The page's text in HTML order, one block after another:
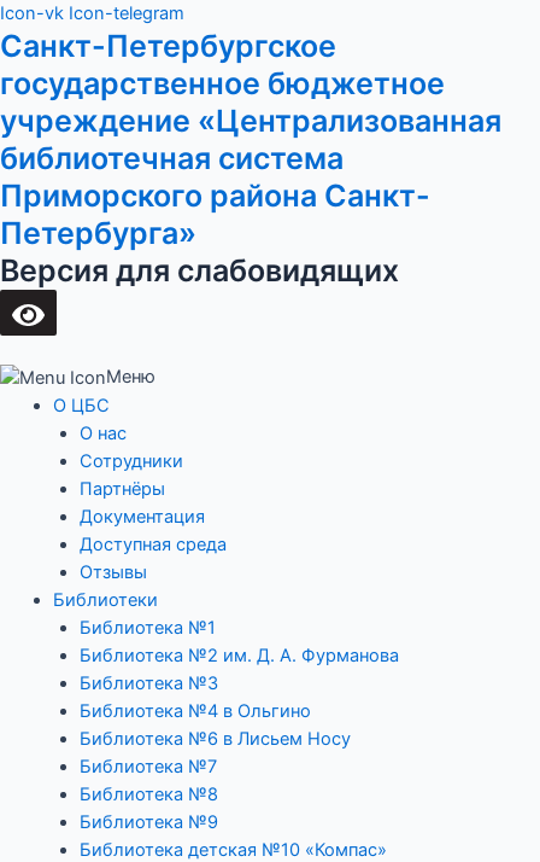
Перейти
к
Icon-vk Icon-telegram
Санкт-Петербургское
государственное бюджетное
учреждение «Централизованная
библиотечная система
Приморского района Санкт-
Петербурга»
Версия для слабовидящих
Меню
О ЦБС
О нас
Сотрудники
Партнёры
Документация
Доступная среда
Отзывы
Библиотеки
Библиотека №1
Библиотека №2 им. Д. А. Фурманова
Библиотека №3
Библиотека №4 в Ольгино
Библиотека №6 в Лисьем Носу
Библиотека №7
Библиотека №8
Библиотека №9
Библиотека детская №10 «Компас»
Main
Menu